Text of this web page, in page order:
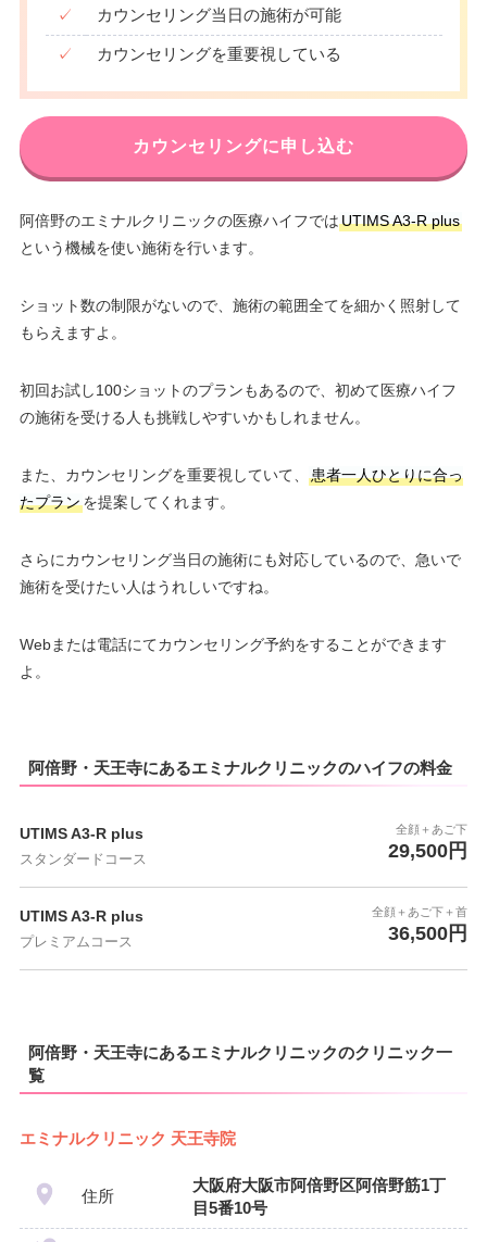
✓ カウンセリング当日の施術が可能
✓ カウンセリングを重要視している
カウンセリングに申し込む
阿倍野のエミナルクリニックの医療ハイフではUTIMS A3-R plus
という機械を使い施術を行います。
ショット数の制限がないので、施術の範囲全てを細かく照射して
もらえますよ。
初回お試し100ショットのプランもあるので、初めて医療ハイフ
の施術を受ける人も挑戦しやすいかもしれません。
また、カウンセリングを重要視していて、
患者一人ひとりに合っ
たプランを提案してくれます。
さらにカウンセリング当日の施術にも対応しているので、急いで
施術を受けたい人はうれしいですね。
Webまたは電話にてカウンセリング予約をすることができます
よ。
阿倍野・天王寺にあるエミナルクリニックのハイフの料金
UTIMS A3-R plus
スタンダードコース
全顔＋あご下
29,500円
UTIMS A3-R plus
プレミアムコース
全顔＋あご下＋首
36,500円
阿倍野・天王寺にあるエミナルクリニックのクリニック一
覧
エミナルクリニック 天王寺院
住所
大阪府大阪市阿倍野区阿倍野筋1丁
目5番10号